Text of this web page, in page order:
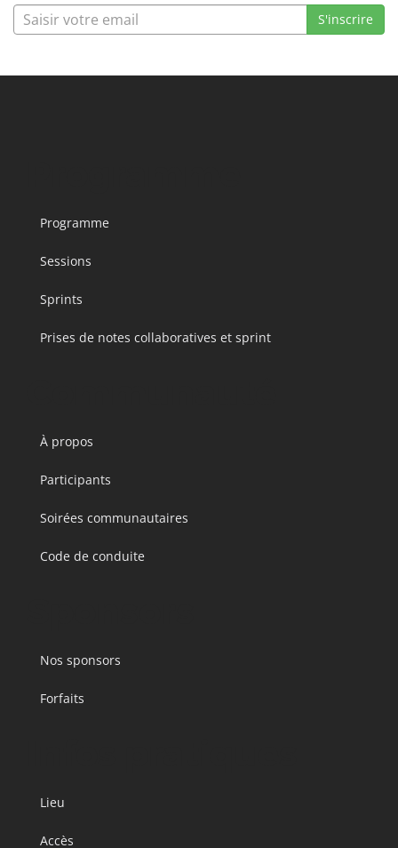
Programme
Sessions
Sprints
Prises de notes collaboratives et sprint
À propos
Participants
Soirées communautaires
Code de conduite
Nos sponsors
Forfaits
Lieu
Accès